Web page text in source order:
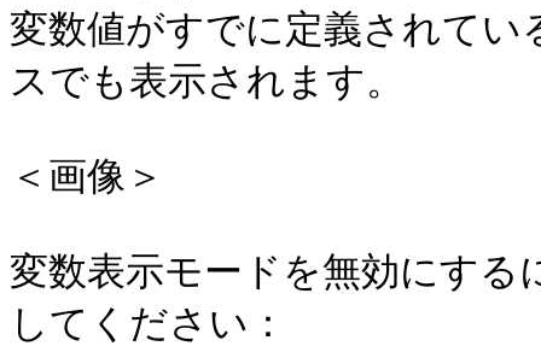
変数値がすでに定義されて
スでも表示されます。
＜画像＞
変数表示モードを無効にす
してください：